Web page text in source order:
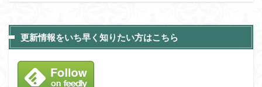
更新情報をいち早く知りたい方はこちら